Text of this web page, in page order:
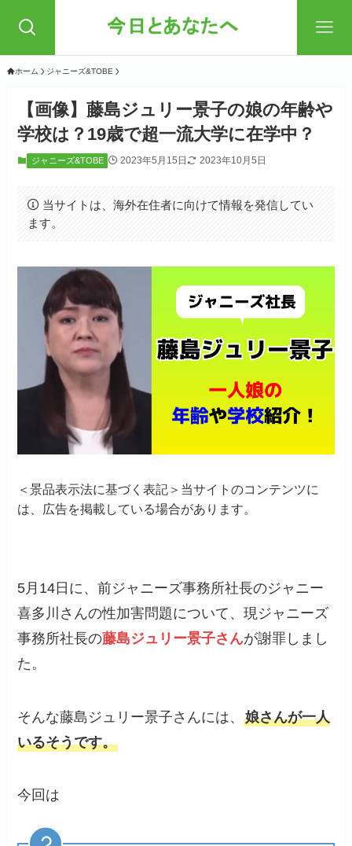
ホーム ジャニーズ&TOBE
【画像】藤島ジュリー景子の娘の年齢や
学校は？19歳で超一流大学に在学中？
ジャニーズ&TOBE 2023年5月15日 2023年10月5日
当サイトは、海外在住者に向けて情報を発信してい
ます。
＜景品表示法に基づく表記＞当サイトのコンテンツに
は、広告を掲載している場合があります。
5月14日に、前ジャニーズ事務所社長のジャニー
喜多川さんの性加害問題について、現ジャニーズ
事務所社長の藤島ジュリー景子さんが謝罪しまし
た。
そんな藤島ジュリー景子さんには、娘さんが一人
いるそうです。
今回は